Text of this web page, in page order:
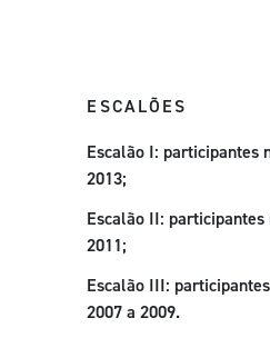
ESCALÕES
Escalão I: participantes
2013;
Escalão II: participantes
2011;
Escalão III:
2007 a 2009.